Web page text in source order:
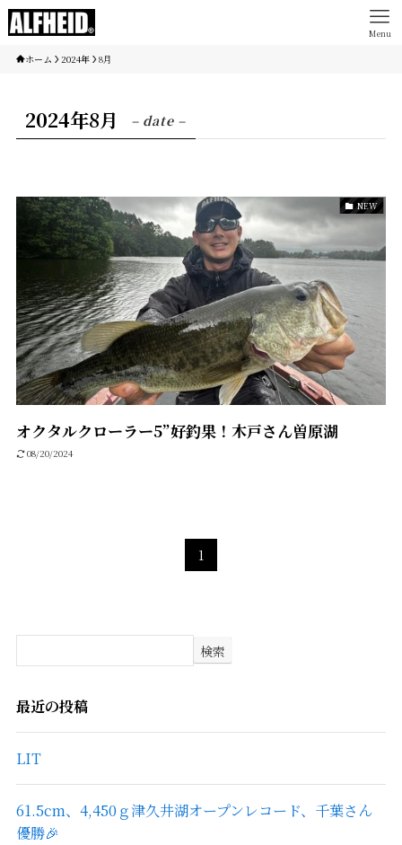
Menu
ホーム 2024年 8月
2024年8月 – date –
NEW
オクタルクローラー5”好釣果！木戸さん曽原湖
08/20/2024
1
検索
最近の投稿
LIT
61.5cm、4,450ｇ津久井湖オープンレコード、千葉さん
優勝🎉